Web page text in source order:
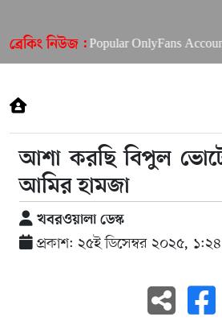
ব্রেকিং নিউজ :
Most Popular OnlyFans
আশা করছি বিপুল
আমির হামজা
খবরওয়ালা ডেস্ক
প্রকাশ: ২৫ই ডিসেম্বর ২০২৫,